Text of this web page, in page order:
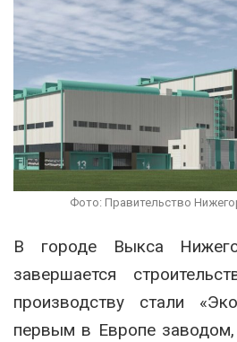
Фото: Правительство
В городе Выкса
завершается
производству стали
первым в Европе